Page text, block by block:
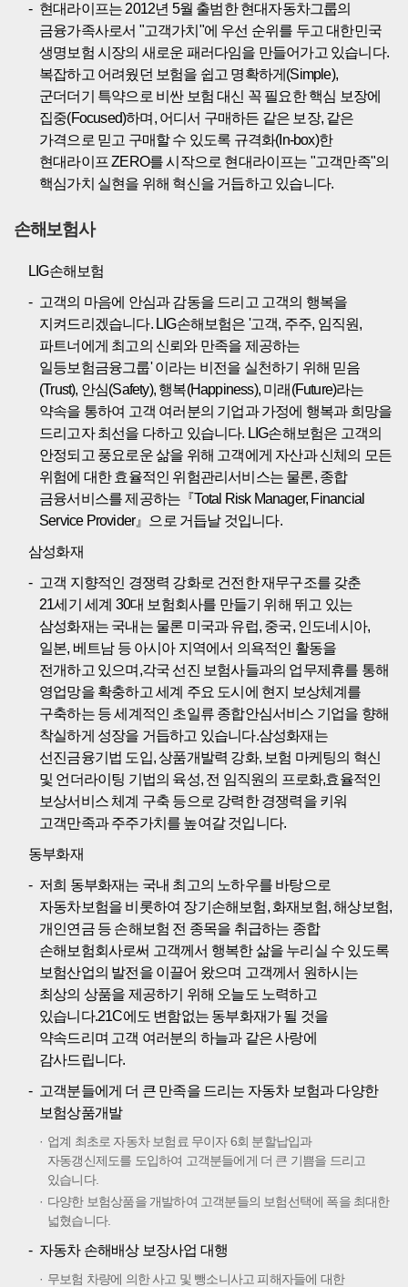
현대라이프는 2012년 5월 출범한 현대자동차그룹의
금융가족사로서 "고객가치"에 우선 순위를 두고 대한민국
생명보험 시장의 새로운 패러다임을 만들어가고 있습니다.
복잡하고 어려웠던 보험을 쉽고 명확하게(Simple),
군더더기 특약으로 비싼 보험 대신 꼭 필요한 핵심 보장에
집중(Focused)하며, 어디서 구매하든 같은 보장, 같은
가격으로 믿고 구매할 수 있도록 규격화(In-box)한
현대라이프 ZERO를 시작으로 현대라이프는 "고객만족"의
핵심가치 실현을 위해 혁신을 거듭하고 있습니다.
손해보험사
LIG손해보험
고객의 마음에 안심과 감동을 드리고 고객의 행복을
지켜드리겠습니다. LIG손해보험은 '고객, 주주, 임직원,
파트너에게 최고의 신뢰와 만족을 제공하는
일등보험금융그룹' 이라는 비전을 실천하기 위해 믿음
(Trust), 안심(Safety), 행복(Happiness), 미래(Future)라는
약속을 통하여 고객 여러분의 기업과 가정에 행복과 희망을
드리고자 최선을 다하고 있습니다. LIG손해보험은 고객의
안정되고 풍요로운 삶을 위해 고객에게 자산과 신체의 모든
위험에 대한 효율적인 위험관리서비스는 물론, 종합
금융서비스를 제공하는『Total Risk Manager, Financial
Service Provider』으로 거듭날 것입니다.
삼성화재
고객 지향적인 경쟁력 강화로 건전한 재무구조를 갖춘
21세기 세계 30대 보험회사를 만들기 위해 뛰고 있는
삼성화재는 국내는 물론 미국과 유럽, 중국, 인도네시아,
일본, 베트남 등 아시아 지역에서 의욕적인 활동을
전개하고 있으며,각국 선진 보험사들과의 업무제휴를 통해
영업망을 확충하고 세계 주요 도시에 현지 보상체계를
구축하는 등 세계적인 초일류 종합안심서비스 기업을 향해
착실하게 성장을 거듭하고 있습니다.삼성화재는
선진금융기법 도입, 상품개발력 강화, 보험 마케팅의 혁신
및 언더라이팅 기법의 육성, 전 임직원의 프로화,효율적인
보상서비스 체계 구축 등으로 강력한 경쟁력을 키워
고객만족과 주주가치를 높여갈 것입니다.
동부화재
저희 동부화재는 국내 최고의 노하우를 바탕으로
자동차보험을 비롯하여 장기손해보험, 화재보험, 해상보험,
개인연금 등 손해보험 전 종목을 취급하는 종합
손해보험회사로써 고객께서 행복한 삶을 누리실 수 있도록
보험산업의 발전을 이끌어 왔으며 고객께서 원하시는
최상의 상품을 제공하기 위해 오늘도 노력하고
있습니다.21C에도 변함없는 동부화재가 될 것을
약속드리며 고객 여러분의 하늘과 같은 사랑에
감사드립니다.
고객분들에게 더 큰 만족을 드리는 자동차 보험과 다양한
보험상품개발
업계 최초로 자동차 보험료 무이자 6회 분할납입과
자동갱신제도를 도입하여 고객분들에게 더 큰 기쁨을 드리고
있습니다.
다양한 보험상품을 개발하여 고객분들의 보험선택에 폭을 최대한
넓혔습니다.
자동차 손해배상 보장사업 대행
무보험 차량에 의한 사고 및 뺑소니사고 피해자들에 대한